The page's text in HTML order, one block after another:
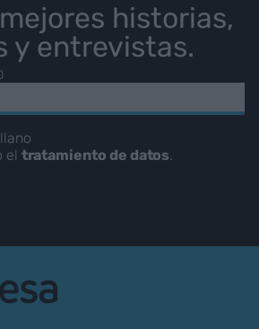
historias,
y entrevistas.
el tratamiento de datos.